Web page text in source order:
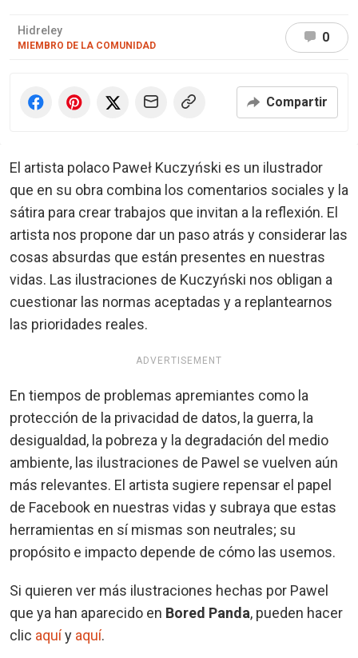
Hidreley
MIEMBRO DE LA COMUNIDAD
0
Compartir
El artista polaco Paweł Kuczyński es un ilustrador
que en su obra combina los comentarios sociales y la
sátira para crear trabajos que invitan a la reflexión. El
artista nos propone dar un paso atrás y considerar las
cosas absurdas que están presentes en nuestras
vidas. Las ilustraciones de Kuczyński nos obligan a
cuestionar las normas aceptadas y a replantearnos
las prioridades reales.
ADVERTISEMENT
En tiempos de problemas apremiantes como la
protección de la privacidad de datos, la guerra, la
desigualdad, la pobreza y la degradación del medio
ambiente, las ilustraciones de Pawel se vuelven aún
más relevantes. El artista sugiere repensar el papel
de Facebook en nuestras vidas y subraya que estas
herramientas en sí mismas son neutrales; su
propósito e impacto depende de cómo las usemos.
Si quieren ver más ilustraciones hechas por Pawel
que ya han aparecido en Bored Panda, pueden hacer
clic aquíy aquí.